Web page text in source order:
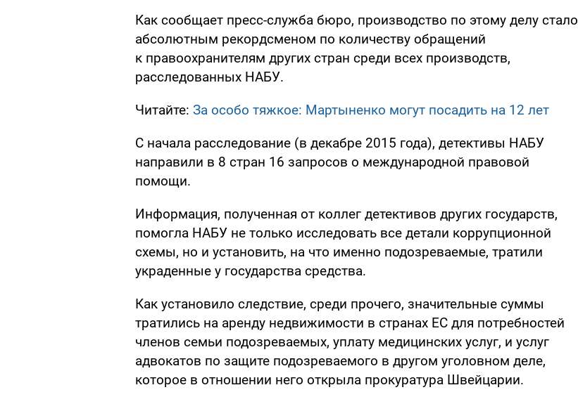
Как сообщает пресс-служба бюро, производство по этому делу стало
абсолютным рекордсменом по количеству обращений
к правоохранителям других стран среди всех производств,
расследованных НАБУ.
Читайте: За особо тяжкое: Мартыненко могут посадить на 12 лет
С начала расследование (в декабре 2015 года), детективы НАБУ
направили в 8 стран 16 запросов о международной правовой
помощи.
Информация, полученная от коллег детективов других государств,
помогла НАБУ не только исследовать все детали коррупционной
схемы, но и установить, на что именно подозреваемые, тратили
украденные у государства средства.
Как установило следствие, среди прочего, значительные суммы
тратились на аренду недвижимости в странах ЕС для потребностей
членов семьи подозреваемых, уплату медицинских услуг, и услуг
адвокатов по защите подозреваемого в другом уголовном деле,
которое в отношении него открыла прокуратура Швейцарии.